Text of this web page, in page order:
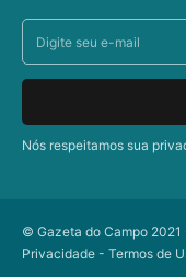
Nós respeitamos sua
© Gazeta do Campo
Privacidade - Termos de